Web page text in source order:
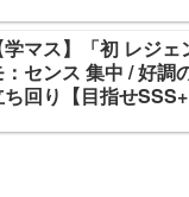
学マス】「初 レジ
：センス 集中 / 好調
ち回り【目指せSSS+